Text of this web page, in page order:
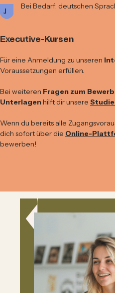
Bei Bedarf: deutschen
Executive-Kursen
Für eine Anmeldung zu unseren
Voraussetzungen erfüllen.
Bei weiteren Fragen zum
Unterlagenhilft dir unsere
Wenn du bereits alle
dich sofort über die Online-
bewerben!